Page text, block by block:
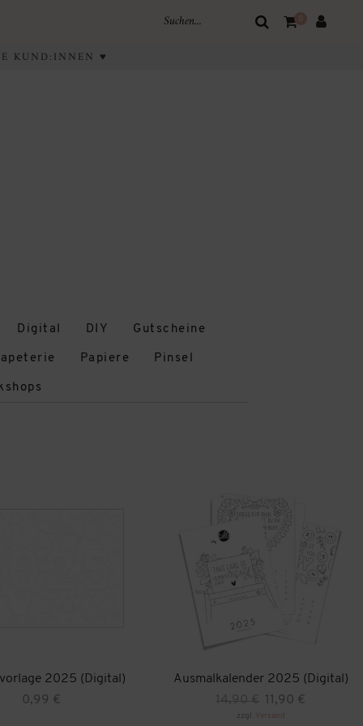
0
KUND:INNEN ♥
Digital DIY Gutscheine
Papiere Pinsel
2025 (Digital)
0,99 €
Ausmalkalender 2025 (Digital)
Ursprünglicher
Preis
11,90 €
zzgl. Versand